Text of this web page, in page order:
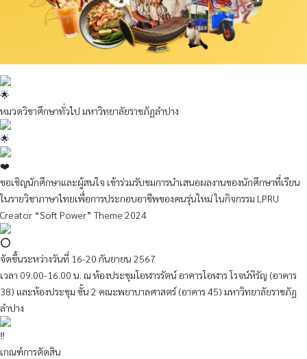
หมวดวิชาศึกษาทั่วไป มหาวิทยาลัยราชภัฏลำปาง
ขอเชิญนักศึกษาและผู้สนใจ เข้าร่วมรับชมการนำเสนอผลงานของนักศึกษาที่เรียน
ในรายวิชาภาษาไทยเพื่อการประกอบอาชีพของคนรุ่นใหม่ ในกิจกรรม LPRU
Creator “Soft Power” Theme 2024
จัดขึ้นระหว่างวันที่ 16-20 กันยายน 2567
เวลา 09.00-16.00 น. ณ ห้องประชุมโอฬารรัตน์ อาคารโอฬาร โรจน์หิรัญ (อาคาร
38) และห้องประชุม ชั้น 2 คณะพยาบาลศาสตร์ (อาคาร 45) มหาวิทยาลัยราชภัฏ
ลำปาง
เกณฑ์การตัดสิน